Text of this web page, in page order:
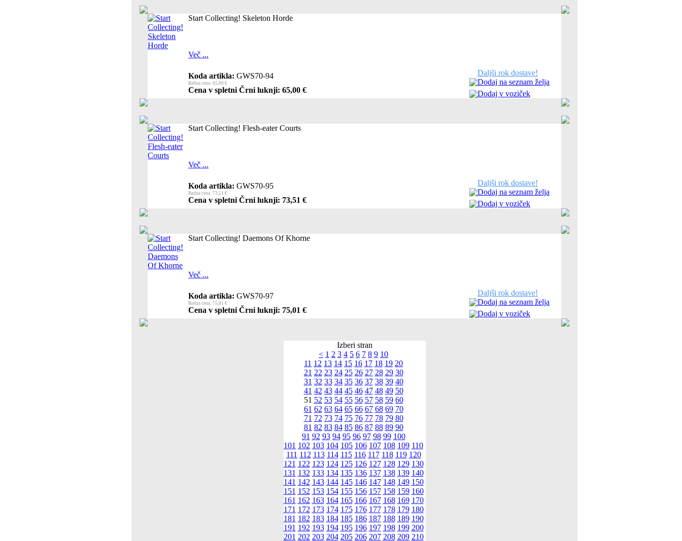
Start Collecting! Skeleton Horde
Več ...
Koda artikla: GWS70-94
Redna cena: 65,00 €
Cena v spletni Črni luknji: 65,00 €
Daljši rok dostave!
Dodaj na seznam želja
Dodaj v voziček
Start Collecting! Flesh-eater Courts
Več ...
Koda artikla: GWS70-95
Redna cena: 73,51 €
Cena v spletni Črni luknji: 73,51 €
Daljši rok dostave!
Dodaj na seznam želja
Dodaj v voziček
Start Collecting! Daemons Of Khorne
Več ...
Koda artikla: GWS70-97
Redna cena: 75,01 €
Cena v spletni Črni luknji: 75,01 €
Daljši rok dostave!
Dodaj na seznam želja
Dodaj v voziček
Izberi stran
< 1 2 3 4 5 6 7 8 9 10
11 12 13 14 15 16 17 18 19 20
21 22 23 24 25 26 27 28 29 30
31 32 33 34 35 36 37 38 39 40
41 42 43 44 45 46 47 48 49 50
51 52 53 54 55 56 57 58 59 60
61 62 63 64 65 66 67 68 69 70
71 72 73 74 75 76 77 78 79 80
81 82 83 84 85 86 87 88 89 90
91 92 93 94 95 96 97 98 99 100
101 102 103 104 105 106 107 108 109 110
111 112 113 114 115 116 117 118 119 120
121 122 123 124 125 126 127 128 129 130
131 132 133 134 135 136 137 138 139 140
141 142 143 144 145 146 147 148 149 150
151 152 153 154 155 156 157 158 159 160
161 162 163 164 165 166 167 168 169 170
171 172 173 174 175 176 177 178 179 180
181 182 183 184 185 186 187 188 189 190
191 192 193 194 195 196 197 198 199 200
201 202 203 204 205 206 207 208 209 210